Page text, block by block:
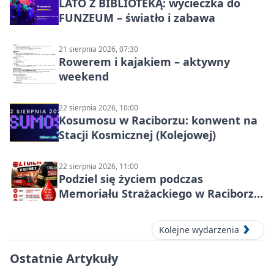
FUNZEUM – światło i zabawa
21 sierpnia 2026, 07:30
Rowerem i kajakiem – aktywny
weekend
22 sierpnia 2026, 10:00
Kosumosu w Raciborzu: konwent na
Stacji Kosmicznej (Kolejowej)
22 sierpnia 2026, 11:00
Podziel się życiem podczas
Memoriału Strażackiego w Raciborzu
Kolejne wydarzenia
Ostatnie Artykuły